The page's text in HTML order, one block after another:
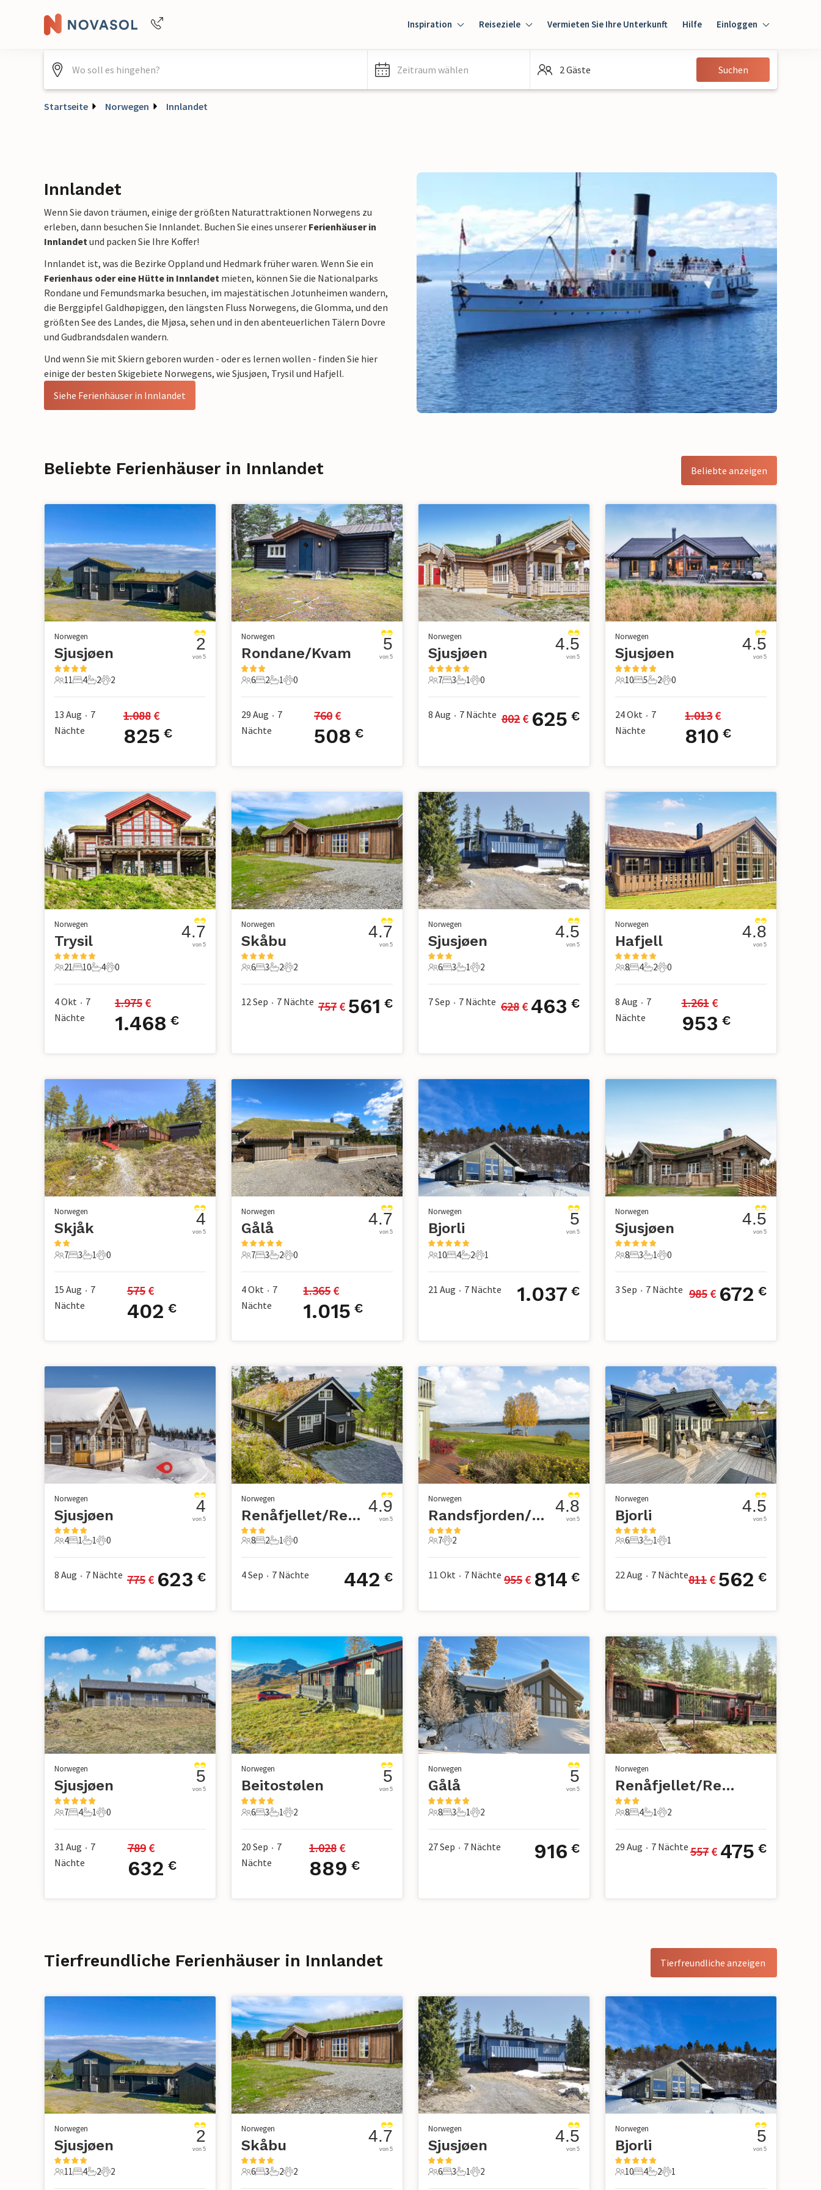
+4940688715475
Inspiration Reiseziele Vermieten Sie Ihre Unterkunft Hilfe Einloggen
Einloggen
Gast
Zeitraum wählen 2 Gäste Suchen
Startseite Norwegen Innlandet
Innlandet
Wenn Sie davon träumen, einige der größten Naturattraktionen Norwegens zu
erleben, dann besuchen Sie Innlandet. Buchen Sie eines unserer Ferienhäuser in
Innlandet und packen Sie Ihre Koffer!
Innlandet ist, was die Bezirke Oppland und Hedmark früher waren. Wenn Sie ein
Ferienhaus oder eine Hütte in Innlandet mieten, können Sie die Nationalparks
Rondane und Femundsmarka besuchen, im majestätischen Jotunheimen wandern,
die Berggipfel Galdhøpiggen, den längsten Fluss Norwegens, die Glomma, und den
größten See des Landes, die Mjøsa, sehen und in den abenteuerlichen Tälern Dovre
und Gudbrandsdalen wandern.
Und wenn Sie mit Skiern geboren wurden - oder es lernen wollen - finden Sie hier
einige der besten Skigebiete Norwegens, wie Sjusjøen, Trysil und Hafjell.
Siehe Ferienhäuser in Innlandet
Beliebte Ferienhäuser in Innlandet Beliebte anzeigen
Norwegen
Sjusjøen
11 Gäste
11
4 Schlafzimmer
4
2 Badezimmer
2
2 Haustiere
2
2
von 5
13 Aug • 7
Nächte
1.088 €
825 €
Norwegen
Rondane/Kvam
6 Gäste
6
2 Schlafzimmer
2
1 Badezimmer
1
0 Haustiere
0
5
von 5
29 Aug • 7
Nächte
760 €
508 €
Norwegen
Sjusjøen
7 Gäste
7
3 Schlafzimmer
3
1 Badezimmer
1
0 Haustiere
0
4.5
von 5
8 Aug • 7 Nächte 802 € 625 €
Norwegen
Sjusjøen
10 Gäste
10
5 Schlafzimmer
5
2 Badezimmer
2
0 Haustiere
0
4.5
von 5
24 Okt • 7
Nächte
1.013 €
810 €
Norwegen
Trysil
21 Gäste
21
10 Schlafzimmer
10
4 Badezimmer
4
0 Haustiere
0
4.7
von 5
4 Okt • 7
Nächte
1.975 €
1.468 €
Norwegen
Skåbu
6 Gäste
6
3 Schlafzimmer
3
2 Badezimmer
2
2 Haustiere
2
4.7
von 5
12 Sep • 7 Nächte 757 € 561 €
Norwegen
Sjusjøen
6 Gäste
6
3 Schlafzimmer
3
1 Badezimmer
1
2 Haustiere
2
4.5
von 5
7 Sep • 7 Nächte 628 € 463 €
Norwegen
Hafjell
8 Gäste
8
4 Schlafzimmer
4
2 Badezimmer
2
0 Haustiere
0
4.8
von 5
8 Aug • 7
Nächte
1.261 €
953 €
Norwegen
Skjåk
7 Gäste
7
3 Schlafzimmer
3
1 Badezimmer
1
0 Haustiere
0
4
von 5
15 Aug • 7
Nächte
575 €
402 €
Norwegen
Gålå
7 Gäste
7
3 Schlafzimmer
3
2 Badezimmer
2
0 Haustiere
0
4.7
von 5
4 Okt • 7
Nächte
1.365 €
1.015 €
Norwegen
Bjorli
10 Gäste
10
4 Schlafzimmer
4
2 Badezimmer
2
1 Haustier
1
5
von 5
21 Aug • 7 Nächte 1.037 €
Norwegen
Sjusjøen
8 Gäste
8
3 Schlafzimmer
3
1 Badezimmer
1
0 Haustiere
0
4.5
von 5
3 Sep • 7 Nächte 985 € 672 €
Norwegen
Sjusjøen
4 Gäste
4
1 Schlafzimmer
1
1 Badezimmer
1
0 Haustiere
0
4
von 5
8 Aug • 7 Nächte 775 € 623 €
Norwegen
Renåfjellet/Rendalen
8 Gäste
8
2 Schlafzimmer
2
1 Badezimmer
1
0 Haustiere
0
4.9
von 5
4 Sep • 7 Nächte 442 €
Norwegen
Randsfjorden/Bjoneroa
7 Gäste
7
2 Haustiere
2
4.8
von 5
11 Okt • 7 Nächte 955 € 814 €
Norwegen
Bjorli
6 Gäste
6
3 Schlafzimmer
3
1 Badezimmer
1
1 Haustier
1
4.5
von 5
22 Aug • 7 Nächte811 € 562 €
Norwegen
Sjusjøen
7 Gäste
7
4 Schlafzimmer
4
1 Badezimmer
1
0 Haustiere
0
5
von 5
31 Aug • 7
Nächte
789 €
632 €
Norwegen
Beitostølen
6 Gäste
6
3 Schlafzimmer
3
1 Badezimmer
1
2 Haustiere
2
5
von 5
20 Sep • 7
Nächte
1.028 €
889 €
Norwegen
Gålå
8 Gäste
8
3 Schlafzimmer
3
1 Badezimmer
1
2 Haustiere
2
5
von 5
27 Sep • 7 Nächte 916 €
Norwegen
Renåfjellet/Rendalen
8 Gäste
8
4 Schlafzimmer
4
1 Badezimmer
1
2 Haustiere
2
29 Aug • 7 Nächte 557 € 475 €
Tierfreundliche Ferienhäuser in Innlandet Tierfreundliche anzeigen
Norwegen
Sjusjøen
11 Gäste
11
4 Schlafzimmer
4
2 Badezimmer
2
2 Haustiere
2
2
von 5
Norwegen
Skåbu
6 Gäste
6
3 Schlafzimmer
3
2 Badezimmer
2
2 Haustiere
2
4.7
von 5
Norwegen
Sjusjøen
6 Gäste
6
3 Schlafzimmer
3
1 Badezimmer
1
2 Haustiere
2
4.5
von 5
Norwegen
Bjorli
10 Gäste
10
4 Schlafzimmer
4
2 Badezimmer
2
1 Haustier
1
5
von 5